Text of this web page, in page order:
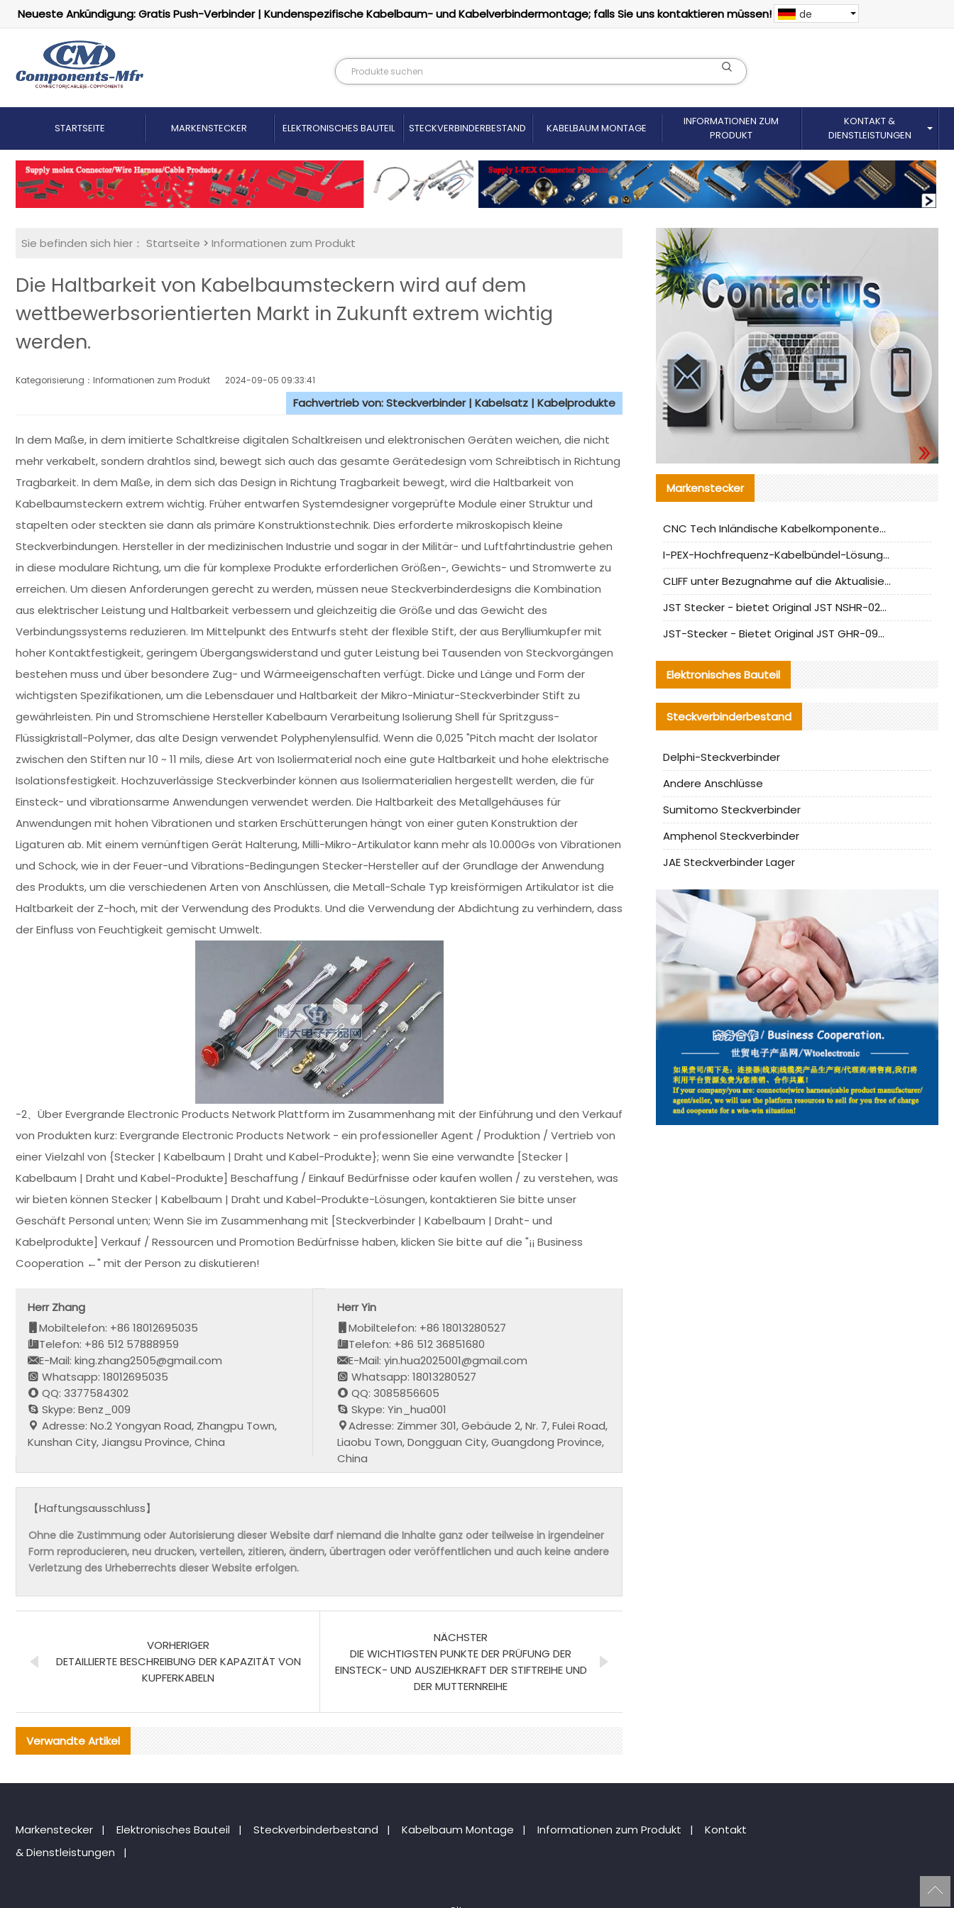
Neueste Ankündigung: Gratis Push-Verbinder | Kundenspezifische Kabelbaum- und Kabelverbindermontage; falls Sie uns kontaktieren müssen! de
STARTSEITE MARKENSTECKER ELEKTRONISCHES BAUTEIL STECKVERBINDERBESTAND KABELBAUM MONTAGE
INFORMATIONEN ZUM
PRODUKT
KONTAKT &
DIENSTLEISTUNGEN
Sie befinden sich hier： Startseite > Informationen zum Produkt
Die Haltbarkeit von Kabelbaumsteckern wird auf dem
wettbewerbsorientierten Markt in Zukunft extrem wichtig
werden.
Kategorisierung：Informationen zum Produkt 2024-09-05 09:33:41
Fachvertrieb von: Steckverbinder | Kabelsatz | Kabelprodukte
In dem Maße, in dem imitierte Schaltkreise digitalen Schaltkreisen und elektronischen Geräten weichen, die nicht
mehr verkabelt, sondern drahtlos sind, bewegt sich auch das gesamte Gerätedesign vom Schreibtisch in Richtung
Tragbarkeit. In dem Maße, in dem sich das Design in Richtung Tragbarkeit bewegt, wird die Haltbarkeit von
Kabelbaumsteckern extrem wichtig. Früher entwarfen Systemdesigner vorgeprüfte Module einer Struktur und
stapelten oder steckten sie dann als primäre Konstruktionstechnik. Dies erforderte mikroskopisch kleine
Steckverbindungen. Hersteller in der medizinischen Industrie und sogar in der Militär- und Luftfahrtindustrie gehen
in diese modulare Richtung, um die für komplexe Produkte erforderlichen Größen-, Gewichts- und Stromwerte zu
erreichen. Um diesen Anforderungen gerecht zu werden, müssen neue Steckverbinderdesigns die Kombination
aus elektrischer Leistung und Haltbarkeit verbessern und gleichzeitig die Größe und das Gewicht des
Verbindungssystems reduzieren. Im Mittelpunkt des Entwurfs steht der flexible Stift, der aus Berylliumkupfer mit
hoher Kontaktfestigkeit, geringem Übergangswiderstand und guter Leistung bei Tausenden von Steckvorgängen
bestehen muss und über besondere Zug- und Wärmeeigenschaften verfügt. Dicke und Länge und Form der
wichtigsten Spezifikationen, um die Lebensdauer und Haltbarkeit der Mikro-Miniatur-Steckverbinder Stift zu
gewährleisten. Pin und Stromschiene Hersteller Kabelbaum Verarbeitung Isolierung Shell für Spritzguss-
Flüssigkristall-Polymer, das alte Design verwendet Polyphenylensulfid. Wenn die 0,025 "Pitch macht der Isolator
zwischen den Stiften nur 10 ~ 11 mils, diese Art von Isoliermaterial noch eine gute Haltbarkeit und hohe elektrische
Isolationsfestigkeit. Hochzuverlässige Steckverbinder können aus Isoliermaterialien hergestellt werden, die für
Einsteck- und vibrationsarme Anwendungen verwendet werden. Die Haltbarkeit des Metallgehäuses für
Anwendungen mit hohen Vibrationen und starken Erschütterungen hängt von einer guten Konstruktion der
Ligaturen ab. Mit einem vernünftigen Gerät Halterung, Milli-Mikro-Artikulator kann mehr als 10.000Gs von Vibrationen
und Schock, wie in der Feuer-und Vibrations-Bedingungen Stecker-Hersteller auf der Grundlage der Anwendung
des Produkts, um die verschiedenen Arten von Anschlüssen, die Metall-Schale Typ kreisförmigen Artikulator ist die
Haltbarkeit der Z-hoch, mit der Verwendung des Produkts. Und die Verwendung der Abdichtung zu verhindern, dass
der Einfluss von Feuchtigkeit gemischt Umwelt.
-2、Über Evergrande Electronic Products Network Plattform im Zusammenhang mit der Einführung und den Verkauf
von Produkten kurz: Evergrande Electronic Products Network - ein professioneller Agent / Produktion / Vertrieb von
einer Vielzahl von {Stecker | Kabelbaum | Draht und Kabel-Produkte}; wenn Sie eine verwandte [Stecker |
Kabelbaum | Draht und Kabel-Produkte] Beschaffung / Einkauf Bedürfnisse oder kaufen wollen / zu verstehen, was
wir bieten können Stecker | Kabelbaum | Draht und Kabel-Produkte-Lösungen, kontaktieren Sie bitte unser
Geschäft Personal unten; Wenn Sie im Zusammenhang mit [Steckverbinder | Kabelbaum | Draht- und
Kabelprodukte] Verkauf / Ressourcen und Promotion Bedürfnisse haben, klicken Sie bitte auf die "¡¡ Business
Cooperation ←" mit der Person zu diskutieren!
Herr Zhang
Mobiltelefon: +86 18012695035
Telefon: +86 512 57888959
E-Mail: king.zhang2505@gmail.com
Whatsapp: 18012695035
QQ: 3377584302
Skype: Benz_009
Adresse: No.2 Yongyan Road, Zhangpu Town,
Kunshan City, Jiangsu Province, China
Herr Yin
Mobiltelefon: +86 18013280527
Telefon: +86 512 36851680
E-Mail: yin.hua2025001@gmail.com
Whatsapp: 18013280527
QQ: 3085856605
Skype: Yin_hua001
Adresse: Zimmer 301, Gebäude 2, Nr. 7, Fulei Road,
Liaobu Town, Dongguan City, Guangdong Province,
China
【Haftungsausschluss】
Ohne die Zustimmung oder Autorisierung dieser Website darf niemand die Inhalte ganz oder teilweise in irgendeiner
Form reproducieren, neu drucken, verteilen, zitieren, ändern, übertragen oder veröffentlichen und auch keine andere
Verletzung des Urheberrechts dieser Website erfolgen.
VORHERIGER
DETAILLIERTE BESCHREIBUNG DER KAPAZITÄT VON
KUPFERKABELN
NÄCHSTER
DIE WICHTIGSTEN PUNKTE DER PRÜFUNG DER
EINSTECK- UND AUSZIEHKRAFT DER STIFTREIHE UND
DER MUTTERNREIHE
Verwandte Artikel
Markenstecker
CNC Tech Inländische Kabelkomponentenbewertung und Massenproduktionsanpassungsanleitung
I-PEX-Hochfrequenz-Kabelbündel-Lösung für die heimische Produktion analysiert
CLIFF unter Bezugnahme auf die Aktualisierung der chinesischen Stecker-Testnormen
JST Stecker - bietet Original JST NSHR-02V-S Stecker und Ersatzteile an
JST-Stecker - Bietet Original JST GHR-09V-S Stecker und Ersatzteile an
Elektronisches Bauteil
Steckverbinderbestand
Delphi-Steckverbinder
Andere Anschlüsse
Sumitomo Steckverbinder
Amphenol Steckverbinder
JAE Steckverbinder Lager
Markenstecker | Elektronisches Bauteil | Steckverbinderbestand | Kabelbaum Montage | Informationen zum Produkt |
Kontakt
& Dienstleistungen
|